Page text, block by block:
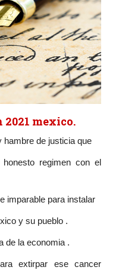
mexico.
hambre de justicia que
regimen con el
imparable para instalar
y su pueblo .
de la economia .
extirpar ese cancer